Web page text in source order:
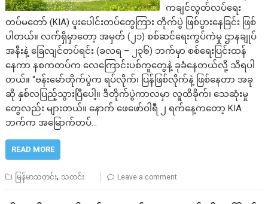
ကချင်လွတ်လပ်ရေး
တပ်မတော် (KIA) ပူးပေါင်းတပ်တွေကြား တိုက်ပွဲ ဖြစ်ပွားနေခြင်း ဖြစ်
ပါတယ်။ လက်ရှိမှာတော့ အမှတ် (၂၁) စစ်ဆင်ရေးကွပ်ကဲမှု ဌာနချုပ်
အနီးနဲ့ ခြေလျင်တပ်ရင်း (ခလရ – ၂၃၆) ဘက်မှာ စစ်ရေးပြင်းထန်
နေကာ နစကတပ်က လေကြောင်းပစ်ကူတွေနဲ့ ခုခံနေတယ်လို့ သိရပါ
တယ်။ “ဗန်းမော်တိုက်ပွဲက ရပ်လိုက်၊ ပြန်ဖြစ်လိုက်နဲ့ ဖြစ်နေတာ အခု
ဆို နှစ်လပြည့်သွားပြီပေါ့။ ဒီတိုက်ပွဲကာလမှာ လူထိခိုက်၊ သေဆုံးမှု
တွေလည်း များတယ်။ နောက် ဖေဖော်ဝါရီ ၂ ရက်နေ့ကတော့ KIA
ဘက်က အမြောက်တပ်…
READ MORE
မြန်မာသတင်း, သတင်း Leave a comment